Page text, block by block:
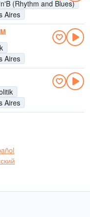
(Rhythm and Blues)
Aires
Aires
Aires